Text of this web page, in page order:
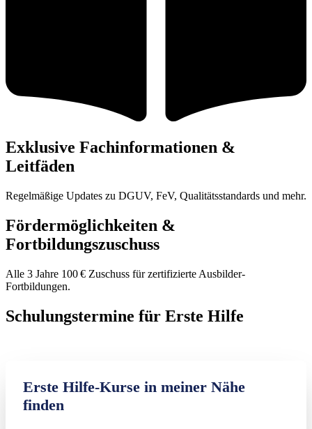
Exklusive Fachinformationen &
Leitfäden
Regelmäßige Updates zu DGUV, FeV, Qualitätsstandards und mehr.
Fördermöglichkeiten &
Fortbildungszuschuss
Alle 3 Jahre 100 € Zuschuss für zertifizierte Ausbilder-
Fortbildungen.
Schulungstermine für Erste Hilfe
Erste Hilfe-Kurse in meiner Nähe
finden